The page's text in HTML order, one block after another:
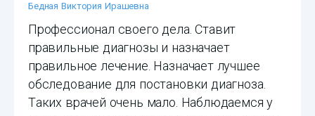
Бедная Виктория Ирашевна
Профессионал своего дела. Ставит
правильные диагнозы и назначает
правильное лечение. Назначает лучшее
обследование для постановки диагноза.
Таких врачей очень мало. Наблюдаемся у